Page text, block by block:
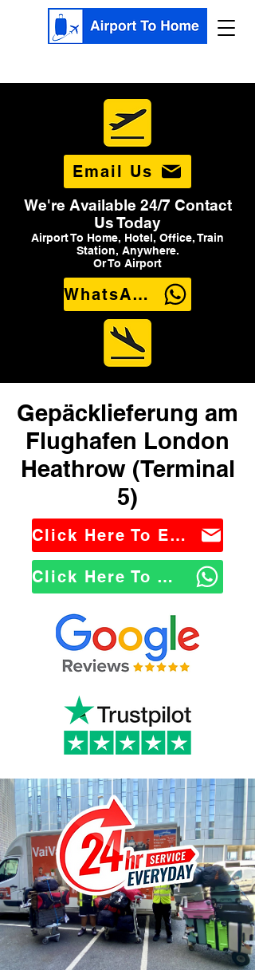
Email Us
We're Available 24/7 Contact
Us Today
Airport To Home, Hotel, Office, Train
Station, Anywhere.
Or To Airport
WhatsApp Us
Gepäcklieferung am
Flughafen London
Heathrow (Terminal
5)
Click Here To Email Us
Click Here To WhatsApp Us